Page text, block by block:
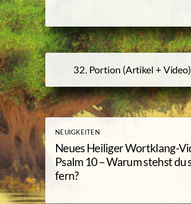
32. Portion (Artikel +
NEUIGKEITEN
Neues Heiliger Wortklang-
Psalm 10 – Warum stehst du
fern?